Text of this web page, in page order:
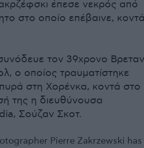
έπεσε νεκρός από
στο οποίο επέβαινε, κοντά
τον 39χρονο
ο οποίος τραυματίστηκε
στη Χορένκα, κοντά στο
της η διευθύνουσα
Σούζαν Σκοτ.
Pierre Zakrzewski has